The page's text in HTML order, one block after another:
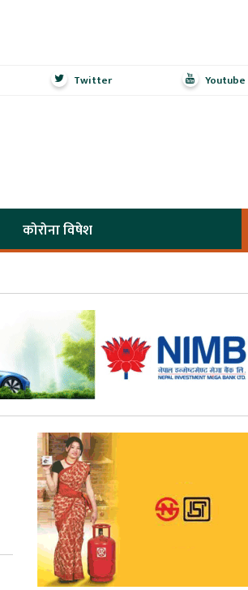
Twitter Youtube
कोरोना विषेश